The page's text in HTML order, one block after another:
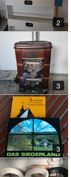
2
3
3